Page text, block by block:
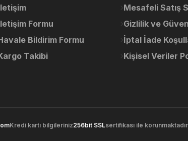
Formu
Bildirim Formu
Takibi
Mesafeli Satış
Gizlilik ve
İptal İade
Kişisel Veriler
Kredi kartı bilgileriniz256bit SSLsertifikası ile